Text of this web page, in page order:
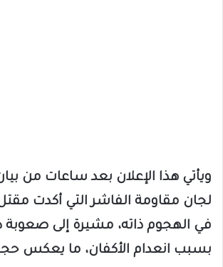
ويأتي هذا الإعلان بعد ساعات من
في الهجوم ذاته، مشيرة إلى صعوبة
بسبب انعدام الأكفان، ما يعكس حجم